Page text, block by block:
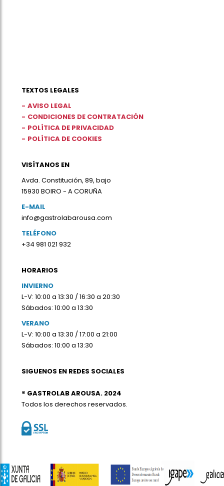
TEXTOS LEGALES
AVISO LEGAL
CONDICIONES DE CONTRATACIÓN
POLÍTICA DE PRIVACIDAD
POLÍTICA DE COOKIES
VISÍTANOS EN
Avda. Constitución, 89, bajo
15930 BOIRO - A CORUÑA
E-MAIL
info@gastrolabarousa.com
TELÉFONO
+34 981 021 932
HORARIOS
INVIERNO
L-V: 10:00 a 13:30 / 16:30 a 20:30
Sábados: 10:00 a 13:30
VERANO
L-V: 10:00 a 13:30 / 17:00 a 21:00
Sábados: 10:00 a 13:30
SIGUENOS EN REDES SOCIALES
® GASTROLAB AROUSA. 2024
Todos los derechos reservados.